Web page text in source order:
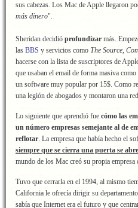
sus cabezas. Los Mac de Apple llegaron
más dinero".
Sheridan decidió profundizar más.
las BBS y servicios como The Source,
hacerse con la lista de suscriptores de
que usaban el email de forma masiva
un software muy popular por 15$. Como
una legión de abogados y montaron una
Lo siguiente que aprendió fue cómo las
un número empresas semejante al de
reflotar. La empresa que había hecho el
siempre que se cierra una puerta se
mundo de los Mac creó su propia
Tuvo que cerrarla en el 1994, al mismo
California le ofrecía dirigir su
sabía que Internet era el futuro y que